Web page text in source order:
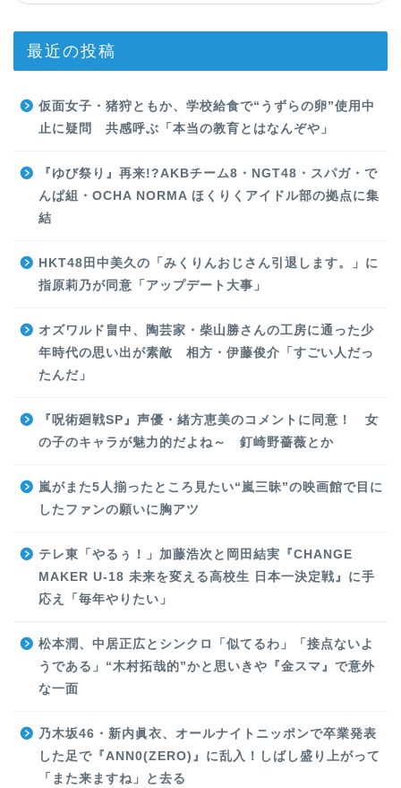
最近の投稿
仮面女子・猪狩ともか、学校給食で“うずらの卵”使用中
止に疑問 共感呼ぶ「本当の教育とはなんぞや」
『ゆび祭り』再来!?AKBチーム8・NGT48・スパガ・で
んぱ組・OCHA NORMA ほくりくアイドル部の拠点に集
結
HKT48田中美久の「みくりんおじさん引退します。」に
指原莉乃が同意「アップデート大事」
オズワルド畠中、陶芸家・柴山勝さんの工房に通った少
年時代の思い出が素敵 相方・伊藤俊介「すごい人だっ
たんだ」
『呪術廻戦SP』声優・緒方恵美のコメントに同意！ 女
の子のキャラが魅力的だよね～ 釘崎野薔薇とか
嵐がまた5人揃ったところ見たい“嵐三昧”の映画館で目に
したファンの願いに胸アツ
テレ東「やるぅ！」加藤浩次と岡田結実『CHANGE
MAKER U-18 未来を変える高校生 日本一決定戦』に手
応え「毎年やりたい」
松本潤、中居正広とシンクロ「似てるわ」「接点ないよ
うである」“木村拓哉的”かと思いきや『金スマ』で意外
な一面
乃木坂46・新内眞衣、オールナイトニッポンで卒業発表
した足で『ANN0(ZERO)』に乱入！しばし盛り上がって
「また来ますね」と去る